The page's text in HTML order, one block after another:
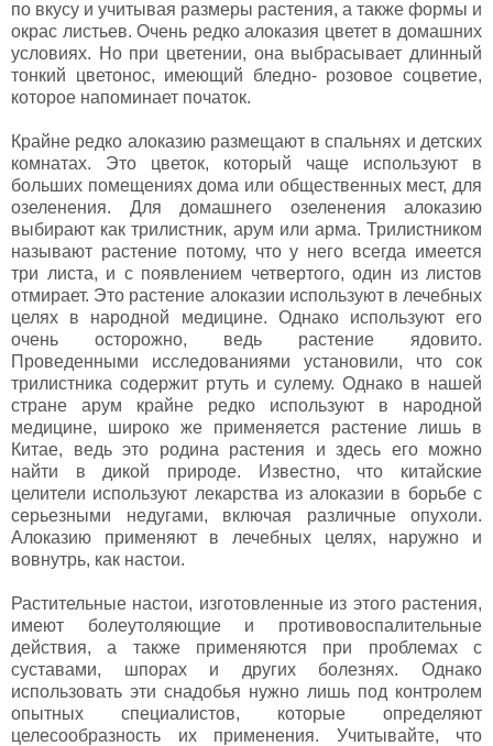
по вкусу и учитывая размеры растения, а также формы и
окрас листьев. Очень редко алоказия цветет в домашних
условиях. Но при цветении, она выбрасывает длинный
тонкий цветонос, имеющий бледно- розовое соцветие,
которое напоминает початок.
Крайне редко алоказию размещают в спальнях и детских
комнатах. Это цветок, который чаще используют в
больших помещениях дома или общественных мест, для
озеленения. Для домашнего озеленения алоказию
выбирают как трилистник, арум или арма. Трилистником
называют растение потому, что у него всегда имеется
три листа, и с появлением четвертого, один из листов
отмирает. Это растение алоказии используют в лечебных
целях в народной медицине. Однако используют его
очень осторожно, ведь растение ядовито.
Проведенными исследованиями установили, что сок
трилистника содержит ртуть и сулему. Однако в нашей
стране арум крайне редко используют в народной
медицине, широко же применяется растение лишь в
Китае, ведь это родина растения и здесь его можно
найти в дикой природе. Известно, что китайские
целители используют лекарства из алоказии в борьбе с
серьезными недугами, включая различные опухоли.
Алоказию применяют в лечебных целях, наружно и
вовнутрь, как настои.
Растительные настои, изготовленные из этого растения,
имеют болеутоляющие и противовоспалительные
действия, а также применяются при проблемах с
суставами, шпорах и других болезнях. Однако
использовать эти снадобья нужно лишь под контролем
опытных специалистов, которые определяют
целесообразность их применения. Учитывайте, что